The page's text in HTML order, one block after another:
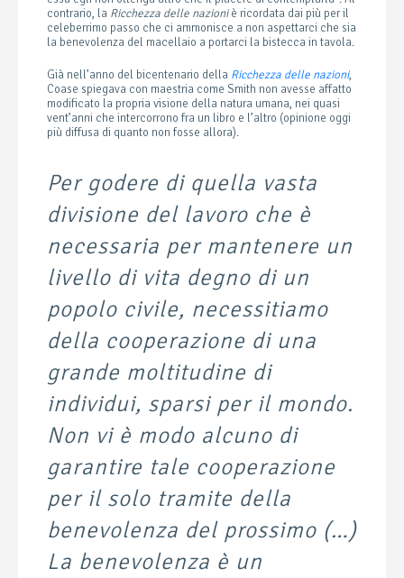
contrario, la Ricchezza delle nazioniè ricordata dai più per il
celeberrimo passo che ci ammonisce a non aspettarci che sia
la benevolenza del macellaio a portarci la bistecca in tavola.
Già nell’anno del bicentenario della Ricchezza delle nazioni,
Coase spiegava con maestria come Smith non avesse affatto
modificato la propria visione della natura umana, nei quasi
vent’anni che intercorrono fra un libro e l’altro (opinione oggi
più diffusa di quanto non fosse allora).
Per godere di quella vasta
divisione del lavoro che è
necessaria per mantenere un
livello di vita degno di un
popolo civile, necessitiamo
della cooperazione di una
grande moltitudine di
individui, sparsi per il mondo.
Non vi è modo alcuno di
garantire tale cooperazione
per il solo tramite della
benevolenza del prossimo (…)
La benevolenza è un